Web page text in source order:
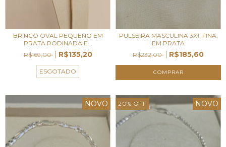
BRINCO OVAL PEQUENO EM
PRATA RODINADA E...
R$169,00
R$135,20
ESGOTADO
PULSEIRA MASCULINA 3X1, FINA,
EM PRATA
R$232,00
R$185,60
NOVO 20% OFF NOVO